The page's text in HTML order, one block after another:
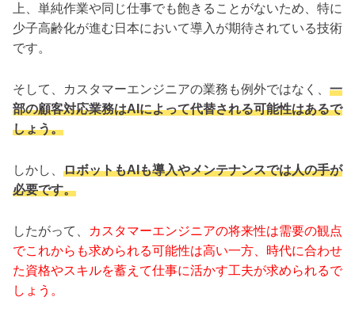
上、単純作業や同じ仕事でも飽きることがないため、特に
少子高齢化が進む日本において導入が期待されている技術
です。
そして、カスタマーエンジニアの業務も例外ではなく、 一
部の顧客対応業務はAIによって代替される可能性はあるで
しょう。
しかし、 ロボットもAIも導入やメンテナンスでは人の手が
必要です。
したがって、
カスタマーエンジニアの将来性は需要の観点
でこれからも求められる可能性は高い一方、時代に合わせ
た資格やスキルを蓄えて仕事に活かす工夫が求められるで
しょう。